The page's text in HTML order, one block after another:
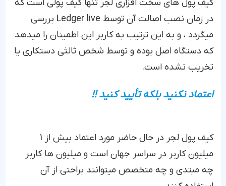
کیف پول های سخت افزاری لجر تنها کیف پولی است که
در زمان نصب اصالت آن توسط Ledger live بررسی
میگردد ، و به این ترتیب به کاربر این اطمینان را میدهد
که دستگاه اصل بوده و توسط شخص ثالثی دستکاری یا
تخریب نشده است.
اعتماد نکنید بلکه تأیید کنید !!
کیف پول لجر در حال حاضر مورد اعتماد بیش از 1
میلیون کاربر در سراسر جهان است و میلیون ها کاربر
چه مبتدی و چه متخصص میتوانند براحتی از آن